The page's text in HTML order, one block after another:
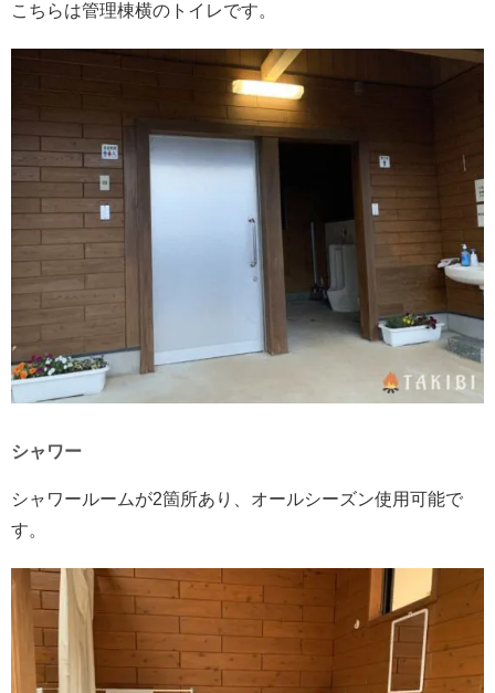
こちらは管理棟横のトイレです。
シャワー
シャワールームが2箇所あり、オールシーズン使用可能で
す。